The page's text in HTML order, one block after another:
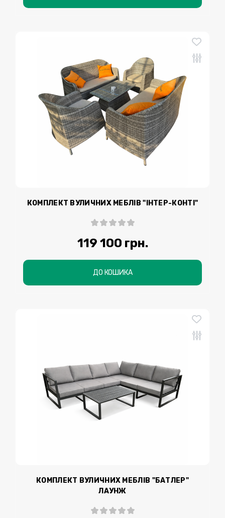
КОМПЛЕКТ ВУЛИЧНИХ МЕБЛІВ "ІНТЕР-КОНТІ"
119 100 грн.
ДО КОШИКА
КОМПЛЕКТ ВУЛИЧНИХ МЕБЛІВ "БАТЛЕР"
ЛАУНЖ